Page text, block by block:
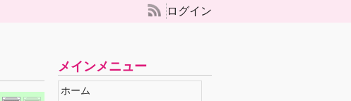
ログイン
メインメニュー
ホーム